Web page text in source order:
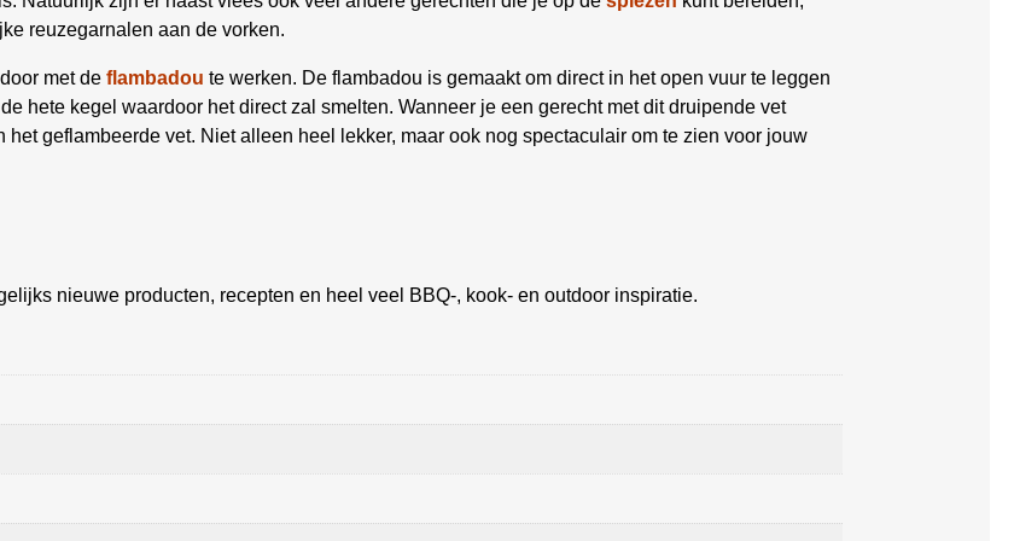
reuzegarnalen aan de vorken.
met de flambadou te werken. De flambadou is gemaakt om direct in het open vuur te leggen
hete kegel waardoor het direct zal smelten. Wanneer je een gerecht met dit druipende vet
geflambeerde vet. Niet alleen heel lekker, maar ook nog spectaculair om te zien voor jouw
nieuwe producten, recepten en heel veel BBQ-, kook- en outdoor inspiratie.